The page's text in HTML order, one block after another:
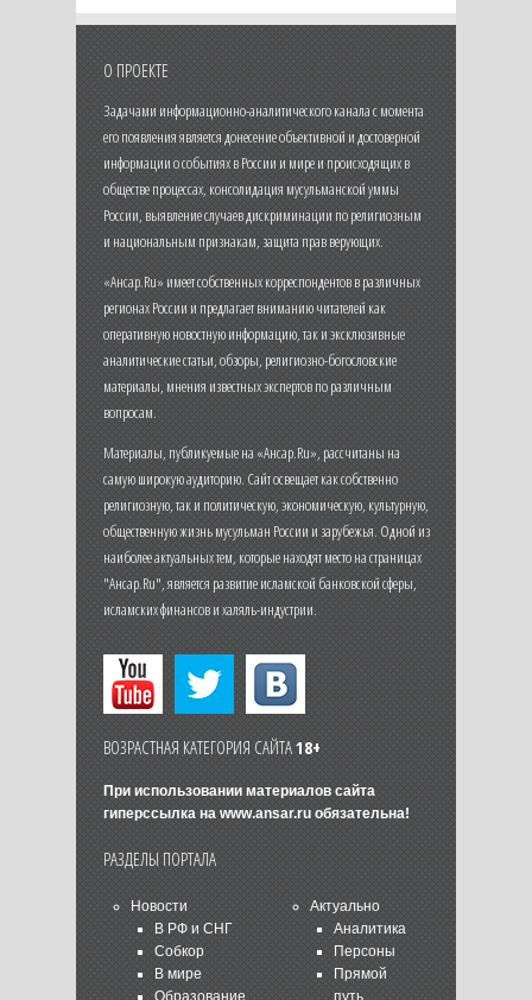
О ПРОЕКТЕ
Задачами информационно-аналитического канала с момента
его появления является донесение объективной и достоверной
информации о событиях в России и мире и происходящих в
обществе процессах, консолидация мусульманской уммы
России, выявление случаев дискриминации по религиозным
и национальным признакам, защита прав верующих.
«Ансар.Ru» имеет собственных корреспондентов в различных
регионах России и предлагает вниманию читателей как
оперативную новостную информацию, так и эксклюзивные
аналитические статьи, обзоры, религиозно-богословские
материалы, мнения известных экспертов по различным
вопросам.
Материалы, публикуемые на «Ансар.Ru», рассчитаны на
самую широкую аудиторию. Сайт освещает как собственно
религиозную, так и политическую, экономическую, культурную,
общественную жизнь мусульман России и зарубежья. Одной из
наиболее актуальных тем, которые находят место на страницах
"Ансар.Ru", является развитие исламской банковской сферы,
исламских финансов и халяль-индустрии.
ВОЗРАСТНАЯ КАТЕГОРИЯ САЙТА18+
При использовании материалов сайта
гиперссылка на www.ansar.ruобязательна!
РАЗДЕЛЫ ПОРТАЛА
Новости
В РФ и СНГ
Собкор
В мире
Актуально
Аналитика
Персоны
Прямой